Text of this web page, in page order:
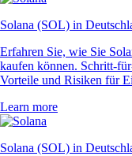
Solana (SOL) in
Erfahren Sie, wie Sie
kaufen können. Schritt-
Vorteile und Risiken für
Learn more
Solana (SOL) in